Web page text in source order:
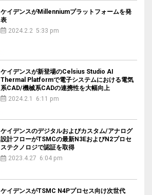
ケイデンスがMillenniumプラットフォームを発
表
2024.2.2 5:33 pm
ケイデンスが新登場のCelsius Studio AI
Thermal Platformで電子システムにおける電気
系CAD/機械系CADの連携性を大幅向上
2024.2.1 6:11 pm
ケイデンスのデジタルおよびカスタム/アナログ
設計フローがTSMCの最新N3EおよびN2プロセ
ステクノロジで認証を取得
2023.4.27 6:04 pm
ケイデンスがTSMC N4Pプロセス向け次世代